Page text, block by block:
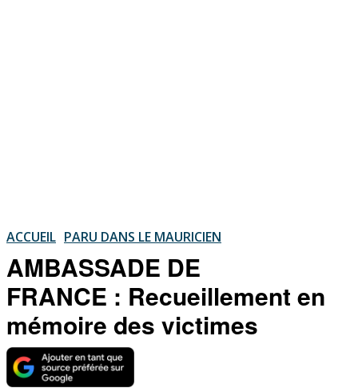
ACCUEIL PARU DANS LE MAURICIEN
AMBASSADE DE
FRANCE : Recueillement en
mémoire des victimes